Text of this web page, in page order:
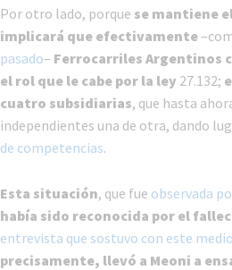
Por otro lado, porque se mantiene
implicará que efectivamente
pasado– Ferrocarriles Argentinos
el rol que le cabe por la ley 27.132;
cuatro subsidiarias, que hasta
independientes una de otra, dando
de competencias.
Esta situación, que fue observada
había sido reconocida por el
entrevista que sostuvo con este
precisamente, llevó a Meoni a